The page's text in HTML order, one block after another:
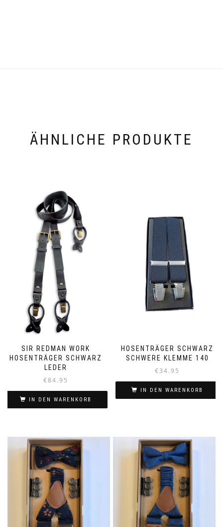
ÄHNLICHE PRODUKTE
SIR REDMAN WORK
HOSENTRÄGER SCHWARZ
LEDER
€84.95
IN DEN WARENKORB
HOSENTRÄGER SCHWARZ
SCHWERE KLEMME 140
€34.95
IN DEN WARENKORB